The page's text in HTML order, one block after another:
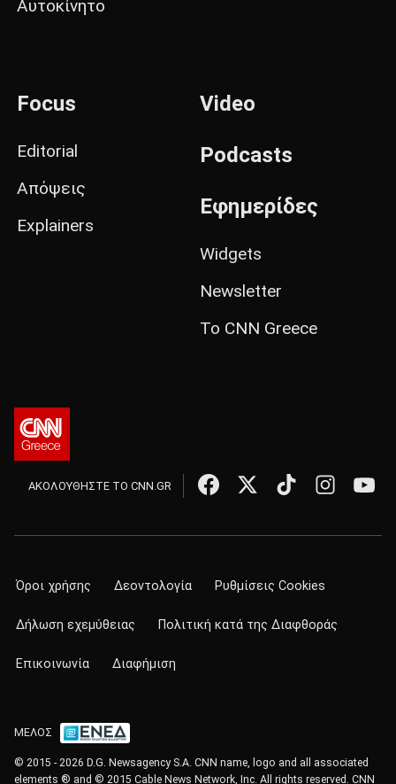
Αυτοκίνητο
Focus
Editorial
Απόψεις
Explainers
Video
Podcasts
Εφημερίδες
Widgets
Newsletter
Το CNN Greece
ΑΚΟΛΟΥΘΗΣΤΕ ΤΟ CNN.GR
Όροι χρήσης Δεοντολογία Ρυθμίσεις Cookies
Δήλωση εχεμύθειας Πολιτική κατά της Διαφθοράς
Επικοινωνία Διαφήμιση
ΜΕΛΟΣ
© 2015 - 2026 D.G. Newsagency S.A. CNN name, logo and all associated
elements ® and © 2015 Cable News Network, Inc. All rights reserved. CNN